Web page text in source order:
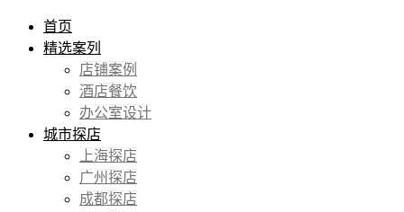
首页
精选案列
店铺案例
酒店餐饮
办公室设计
城市探店
上海探店
广州探店
成都探店